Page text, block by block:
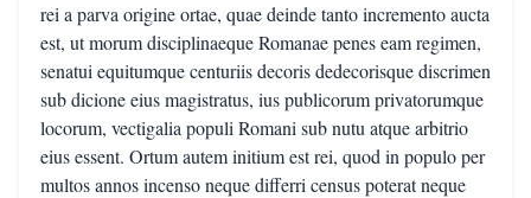
rei a parva origine ortae, quae deinde tanto incremento aucta
est, ut morum disciplinaeque Romanae penes eam regimen,
senatui equitumque centuriis decoris dedecorisque discrimen
sub dicione eius magistratus, ius publicorum privatorumque
locorum, vectigalia populi Romani sub nutu atque arbitrio
eius essent. Ortum autem initium est rei, quod in populo per
multos annos incenso neque differri census poterat neque